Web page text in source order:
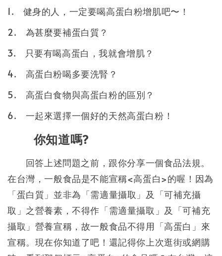
1.
健身的人，一定要喝高蛋白粉增肌吧〜！
2.
為甚麼要補蛋白質？
3.
只要有喝高蛋白，我就會增肌？
4.
高蛋白粉喝多要洗腎？
5.
高蛋白食物與高蛋白粉的區別？
6.
一起來選擇一個好的天然高蛋白粉！
你知道嗎?
回答上述問題之前，跟你分享一個食品法規。
在台灣，一般食品是不能宣稱<高蛋白>的喔！因為
「蛋白質」並非為「需適量攝取」及「可補充攝
取」之營養素，不得作「需適量攝取」及「可補充
攝取」營養宣稱，故一般食品不得用「高蛋白」來
宣稱。現在你知道了吧！還記得你上次逛街或網購